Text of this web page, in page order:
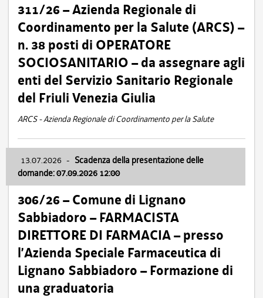
311/26 – Azienda Regionale di
Coordinamento per la Salute (ARCS) –
n. 38 posti di OPERATORE
SOCIOSANITARIO – da assegnare agli
enti del Servizio Sanitario Regionale
del Friuli Venezia Giulia
ARCS - Azienda Regionale di Coordinamento per la Salute
13.07.2026 - Scadenza della presentazione delle
domande: 07.09.2026 12:00
306/26 – Comune di Lignano
Sabbiadoro – FARMACISTA
DIRETTORE DI FARMACIA – presso
l’Azienda Speciale Farmaceutica di
Lignano Sabbiadoro – Formazione di
una graduatoria